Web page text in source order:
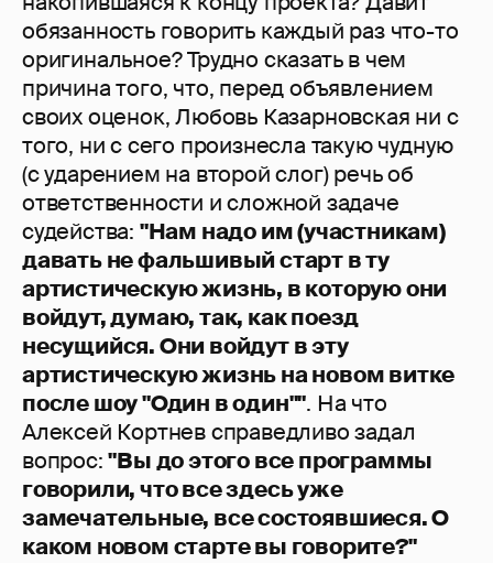
обязанность говорить каждый раз что-то
оригинальное? Трудно сказать в чем
причина того, что, перед объявлением
своих оценок, Любовь Казарновская ни с
того, ни с сего произнесла такую чудную
(с ударением на второй слог) речь об
ответственности и сложной задаче
судейства: "Нам надо им (участникам)
давать не фальшивый старт в ту
артистическую жизнь, в которую они
войдут, думаю, так, как поезд
несущийся. Они войдут в эту
артистическую жизнь на новом витке
после шоу "Один в один"". На что
Алексей Кортнев справедливо задал
вопрос:"Вы до этого все программы
говорили, что все здесь уже
замечательные, все состоявшиеся. О
каком новом старте вы говорите?"